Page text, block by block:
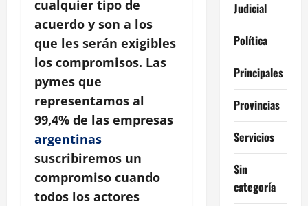
cualquier tipo de
acuerdo y son a los
que les serán exigibles
los compromisos. Las
pymes que
representamos al
99,4% de las empresas
argentinas
suscribiremos un
compromiso cuando
todos los actores
Judicial
Política
Principales
Provincias
Servicios
Sin
categoría